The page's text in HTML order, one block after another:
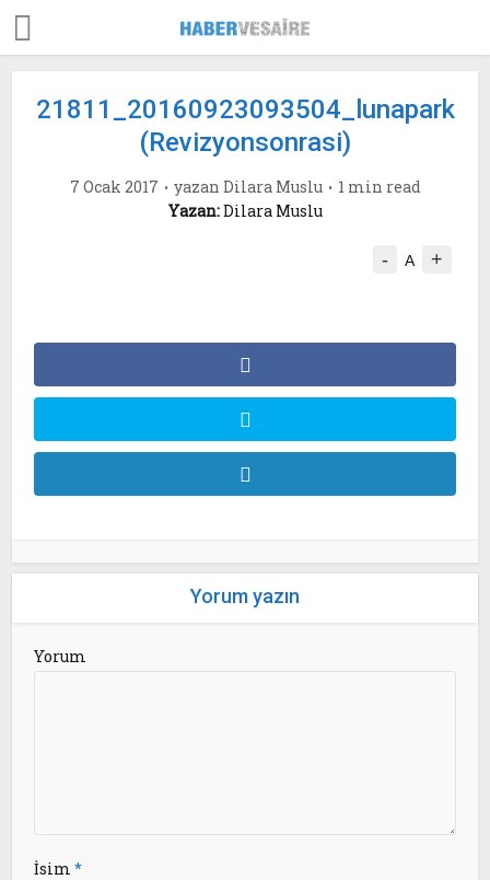
21811_20160923093504_lunapark
(Revizyonsonrasi)
7 Ocak 2017 yazan Dilara Muslu
1 min read
Yazan:Dilara Muslu
- A +
Yorum yazın
Yorum
İsim*